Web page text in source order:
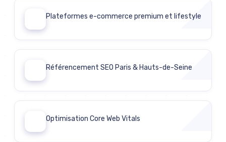
Plateformes e-commerce premium et lifestyle
Référencement SEO Paris & Hauts-de-Seine
Optimisation Core Web Vitals